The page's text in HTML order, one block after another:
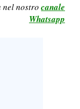
nel nostro canale
Whatsapp